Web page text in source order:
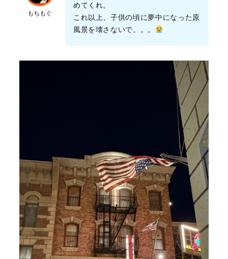
もちもぐ
めてくれ。
これ以上、子供の頃に夢中になった原
風景を壊さないで。。。